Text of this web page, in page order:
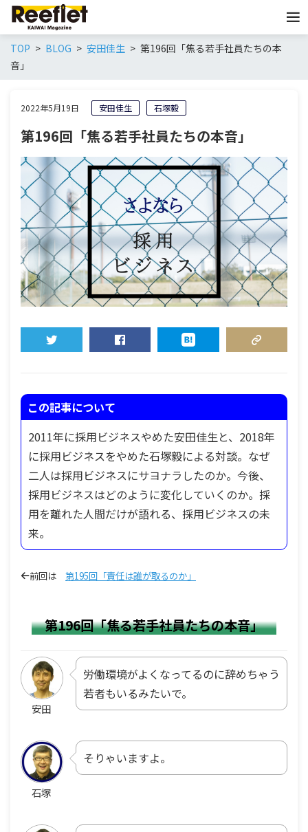
TOP BLOG 安田佳生
第196回「焦る若手社員たちの本
音」
2022年5月19日 安田佳生 石塚毅
第196回「焦る若手社員たちの本音」
この記事について
2011年に採用ビジネスやめた安田佳生と、2018年
に採用ビジネスをやめた石塚毅による対談。なぜ
二人は採用ビジネスにサヨナラしたのか。今後、
採用ビジネスはどのように変化していくのか。採
用を離れた人間だけが語れる、採用ビジネスの未
来。
前回は 第195回「責任は誰が取るのか」
第196回「焦る若手社員たちの本音」
安田
労働環境がよくなってるのに辞めちゃう
若者もいるみたいで。
石塚
そりゃいますよ。